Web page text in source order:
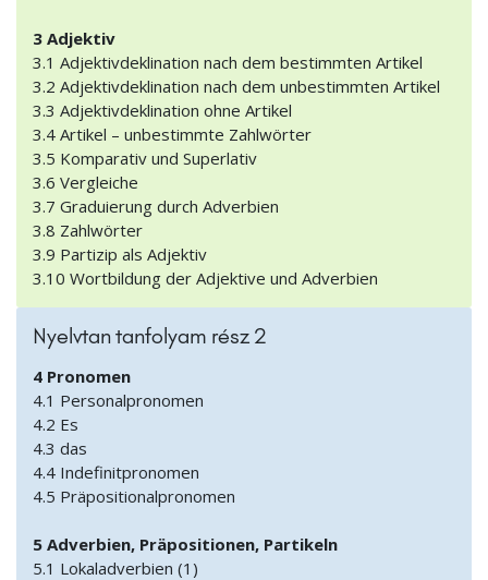
3 Adjektiv
3.1 Adjektivdeklination nach dem bestimmten Artikel
3.2 Adjektivdeklination nach dem unbestimmten Artikel
3.3 Adjektivdeklination ohne Artikel
3.4 Artikel – unbestimmte Zahlwörter
3.5 Komparativ und Superlativ
3.6 Vergleiche
3.7 Graduierung durch Adverbien
3.8 Zahlwörter
3.9 Partizip als Adjektiv
3.10 Wortbildung der Adjektive und Adverbien
Nyelvtan tanfolyam rész 2
4 Pronomen
4.1 Personalpronomen
4.2 Es
4.3 das
4.4 Indefinitpronomen
4.5 Präpositionalpronomen
5 Adverbien, Präpositionen, Partikeln
5.1 Lokaladverbien (1)